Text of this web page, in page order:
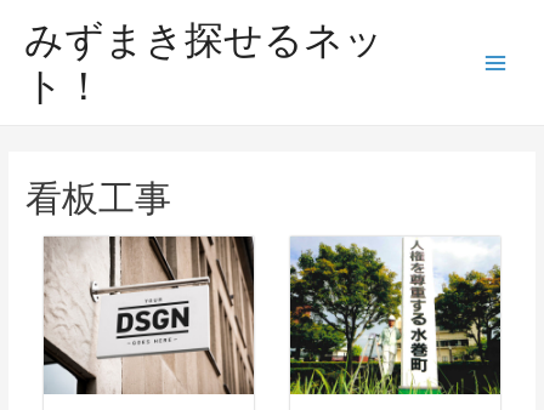
みずまき探せるネッ
ト！
看板工事